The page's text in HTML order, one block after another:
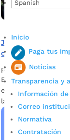
Inicio
Paga tus
Noticias
Transparencia y
Información
Correo
Normativa
Contratación
Jornada de
comunas 5, 8 y 9
porDarlin Ramírez
Este sábado 18 de
en ocho puntos de
la 5, la 8 y la 9.